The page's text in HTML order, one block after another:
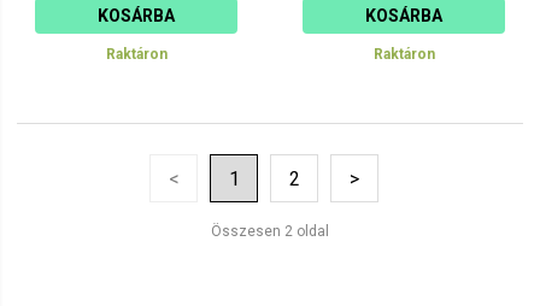
KOSÁRBA
Raktáron
KOSÁRBA
Raktáron
< 1 2 >
Összesen 2 oldal